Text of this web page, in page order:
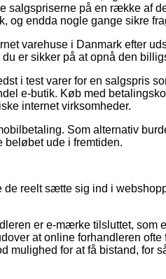
salgspriserne på en række af
og endda nogle gange sikre
varehuse i Danmark efter
er sikker på at opnå den
i test varer for en salgspris
e-butik. Køb med
internet virksomheder.
Som alternativ
beløbet ude i fremtiden.
de reelt sætte sig ind i
er e-mærke tilsluttet, som
at online forhandleren ofte
mulighed for at få bistand, for